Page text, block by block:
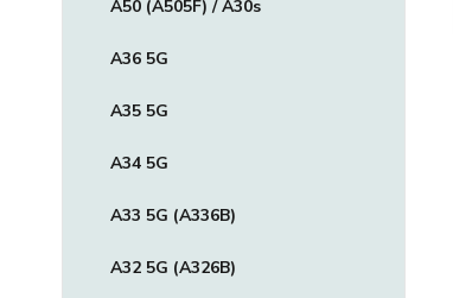
A50 (A505F) / A30s
A36 5G
A35 5G
A34 5G
A33 5G (A336B)
A32 5G (A326B)